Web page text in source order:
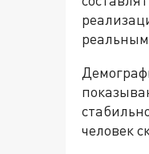
человек